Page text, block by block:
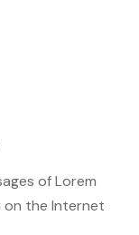
of Lorem
on the Internet